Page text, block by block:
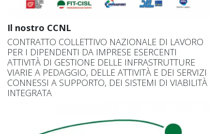
Il nostro CCNL
CONTRATTO COLLETTIVO NAZIONALE DI LAVORO
PER I DIPENDENTI DA IMPRESE ESERCENTI
ATTIVITÀ DI GESTIONE DELLE INFRASTRUTTURE
VIARIE A PEDAGGIO, DELLE ATTIVITÀ E DEI SERVIZI
CONNESSI A SUPPORTO, DEI SISTEMI DI VIABILITÀ
INTEGRATA